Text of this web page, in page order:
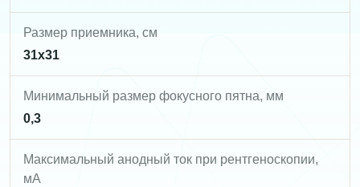
Размер приемника, см
31х31
Минимальный размер фокусного пятна, мм
0,3
Максимальный анодный ток при рентгеноскопии,
мА